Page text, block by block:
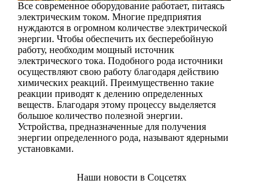
Все современное оборудование работает, питаясь
электрическим током. Многие предприятия
нуждаются в огромном количестве электрической
энергии. Чтобы обеспечить их бесперебойную
работу, необходим мощный источник
электрического тока. Подобного рода источники
осуществляют свою работу благодаря действию
химических реакций. Преимущественно такие
реакции приводят к делению определенных
веществ. Благодаря этому процессу выделяется
большое количество полезной энергии.
Устройства, предназначенные для получения
энергии определенного рода, называют ядерными
установками.
Наши новости в Соцсетях